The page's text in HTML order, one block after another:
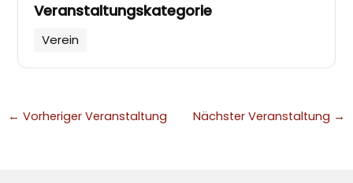
Veranstaltungskategorie
Verein
← Vorheriger Veranstaltung Nächster Veranstaltung →